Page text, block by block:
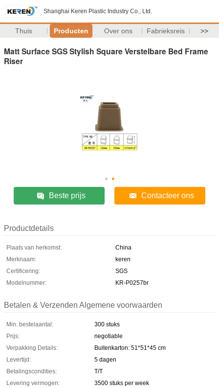
Shanghai Keren Plastic Industry Co., Ltd.
Thuis Producten Over ons Fabrieksreis >>
Matt Surface SGS Stylish Square Verstelbare Bed Frame
Riser
Beste prijs Contacteer ons
Productdetails
Plaats van herkomst:
China
Merknaam:
keren
Certificering:
SGS
Modelnummer:
KR-P0257br
Betalen & Verzenden Algemene voorwaarden
Min. bestelaantal:
300 stuks
Prijs:
negotiable
Verpakking Details:
Buitenkarton: 51*51*45 cm
Levertijd:
5 dagen
Betalingscondities:
T/T
Levering vermogen:
3500 stuks per week